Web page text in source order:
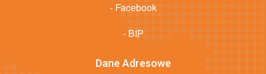
- Facebook
- BIP
Dane Adresowe